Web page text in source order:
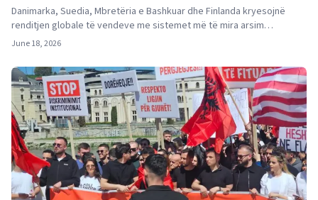
Danimarka, Suedia, Mbretëria e Bashkuar dhe Finlanda kryesojnë
renditjen globale të vendeve me sistemet më të mira arsim…
June 18, 2026